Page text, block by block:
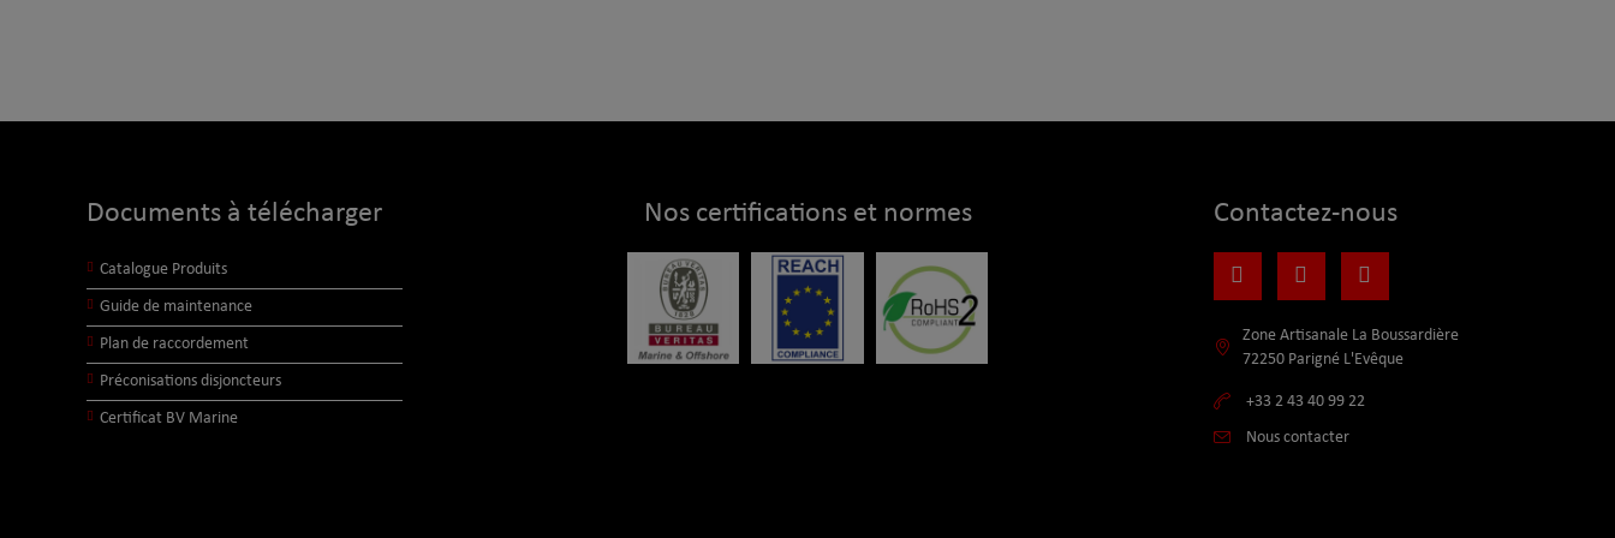
Documents à télécharger
Catalogue Produits
Guide de maintenance
Plan de raccordement
Préconisations disjoncteurs
Certificat BV Marine
Nos certifications et normes Contactez-nous
Zone Artisanale La Boussardière
72250 Parigné L'Evêque
+33 2 43 40 99 22
Nous contacter